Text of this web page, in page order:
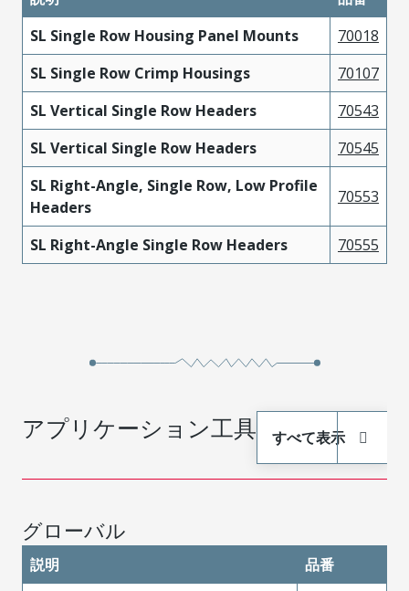
SL Single Row Housing Panel Mounts
70018
SL Single Row Crimp Housings
70107
SL Vertical Single Row Headers
70543
SL Vertical Single Row Headers
70545
SL Right-Angle, Single Row, Low Profile
Headers
70553
SL Right-Angle Single Row Headers 70555
アプリケーション工具 すべて表示
グローバル
説明
品番